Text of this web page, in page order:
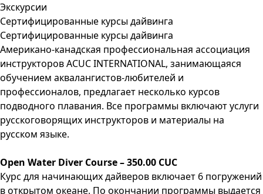
Экскурсии
Сертифицированные курсы дайвинга
Сертифицированные курсы дайвинга
Американо-канадская профессиональная ассоциация
инструкторов ACUC INTERNATIONAL, занимающаяся
обучением аквалангистов-любителей и
профессионалов, предлагает несколько курсов
подводного плавания. Все программы включают услуги
русскоговорящих инструкторов и материалы на
русском языке.
Open Water Diver Course – 350.00 CUC
Курс для начинающих дайверов включает 6 погружений
в открытом океане. По окончании программы выдается